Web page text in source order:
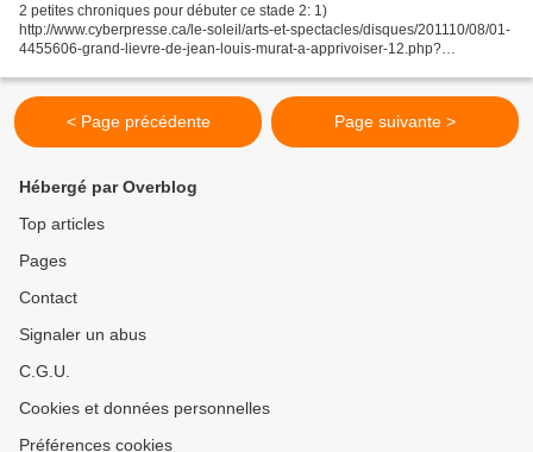
2 petites chroniques pour débuter ce stade 2: 1)
http://www.cyberpresse.ca/le-soleil/arts-et-spectacles/disques/201110/08/01-
4455606-grand-lievre-de-jean-louis-murat-a-apprivoiser-12.php?
e_auteur_4455606_article_POS2...
< Page précédente Page suivante >
Hébergé par Overblog
Top articles
Pages
Contact
Signaler un abus
C.G.U.
Cookies et données personnelles
Préférences cookies